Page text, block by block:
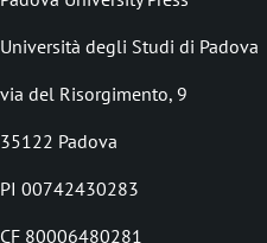
o
i
o
e
d
Università degli Studi di Padova
via del Risorgimento, 9
35122 Padova
PI 00742430283
CF 80006480281